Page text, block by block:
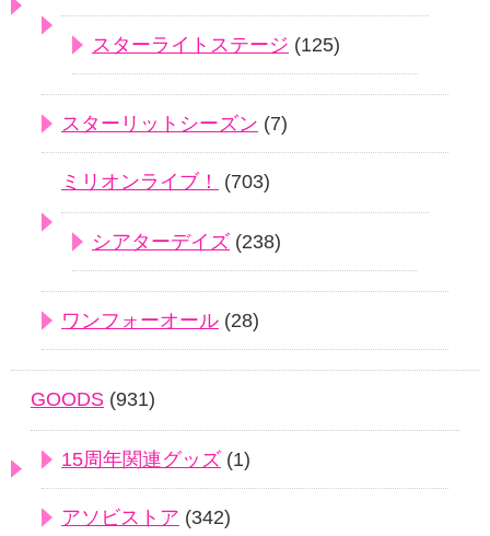
スターライトステージ (125)
スターリットシーズン (7)
ミリオンライブ！ (703)
シアターデイズ (238)
ワンフォーオール (28)
GOODS (931)
15周年関連グッズ (1)
アソビストア (342)